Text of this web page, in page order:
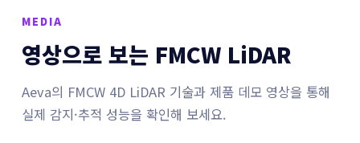
MEDIA
영상으로 보는 FMCW LiDAR
Aeva의 FMCW 4D LiDAR 기술과 제품 데모 영상을 통해
실제 감지·추적 성능을 확인해 보세요.